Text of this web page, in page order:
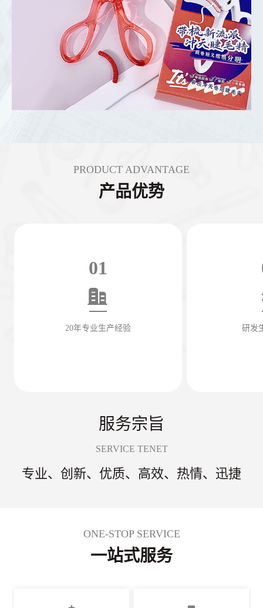
PRODUCT ADVANTAGE
产品优势
01
20年专业生产经验 研发
服务宗旨
SERVICE TENET
专业、创新、优质、高效、热情、迅捷
ONE-STOP SERVICE
一站式服务